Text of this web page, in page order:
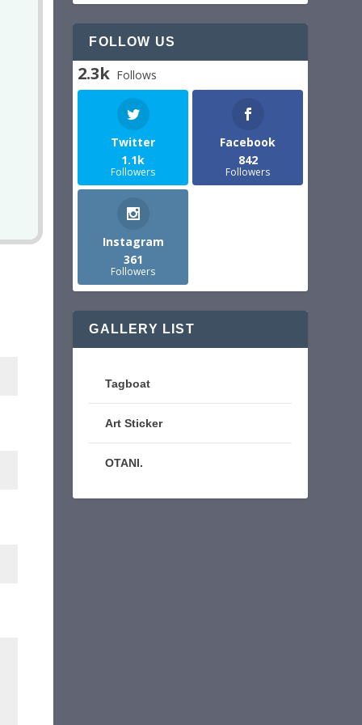
FOLLOW US
2.3k Follows
Twitter
1.1k
Followers
Facebook
842
Followers
Instagram
361
Followers
GALLERY LIST
Tagboat
Art Sticker
OTANI.